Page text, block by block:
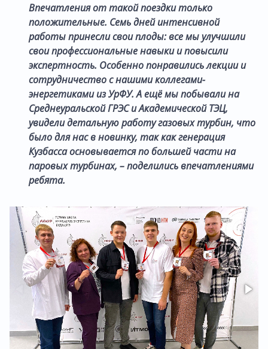
Впечатления от такой поездки только
положительные. Семь дней интенсивной
работы принесли свои плоды: все мы улучшили
свои профессиональные навыки и повысили
экспертность. Особенно понравились лекции и
сотрудничество с нашими коллегами-
энергетиками из УрФУ. А ещё мы побывали на
Среднеуральской ГРЭС и Академической ТЭЦ,
увидели детальную работу газовых турбин, что
было для нас в новинку, так как генерация
Кузбасса основывается по большей части на
паровых турбинах, – поделились впечатлениями
ребята.